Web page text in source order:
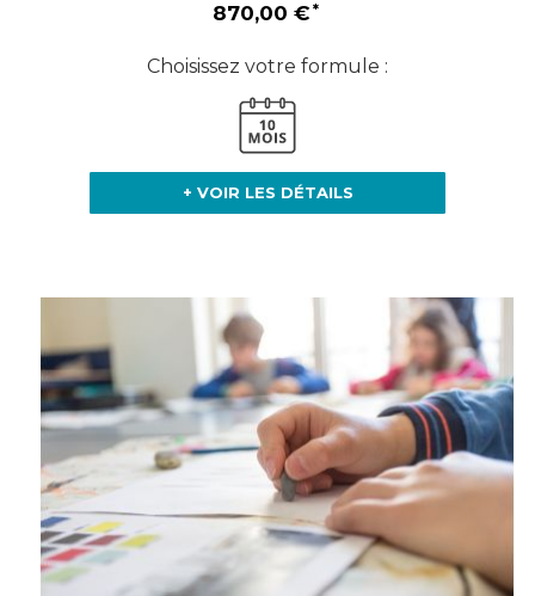
870,00 €
Choisissez votre formule :
+ VOIR LES DÉTAILS